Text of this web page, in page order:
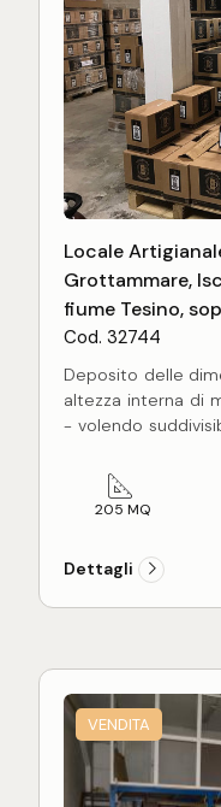
Locale
Grottammare,
fiume Tesino,
Cod. 32744
Deposito delle
altezza interna di
- volendo
pedonale e bagno
Il solaio con travi
trasformazione in
Ottima
carico/scarico.
205 MQ
Dettagli
VENDITA